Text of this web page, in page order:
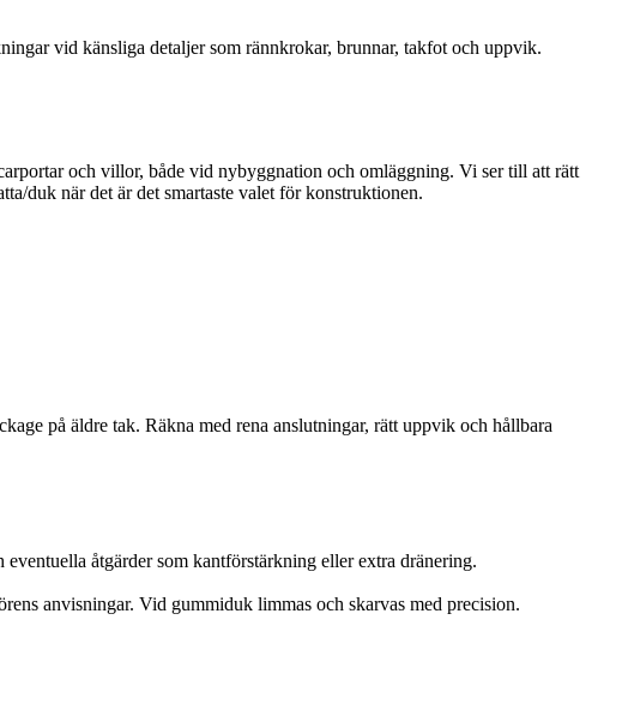
vid känsliga detaljer som rännkrokar, brunnar, takfot och uppvik.
och villor, både vid nybyggnation och omläggning. Vi ser till att rätt
duk när det är det smartaste valet för konstruktionen.
på äldre tak. Räkna med rena anslutningar, rätt uppvik och hållbara
åtgärder som kantförstärkning eller extra dränering.
anvisningar. Vid gummiduk limmas och skarvas med precision.